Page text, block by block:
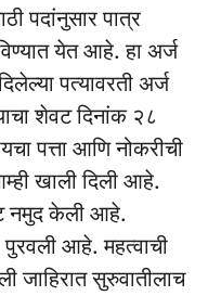
पदांनुसार पात्र
येत आहे. हा अर्ज
पत्यावरती अर्ज
शेवट दिनांक २८
पत्ता आणि नोकरीची
खाली दिली आहे.
नमुद केली आहे.
पुरवली आहे. महत्वाची
जाहिरात सुरुवातीलाच